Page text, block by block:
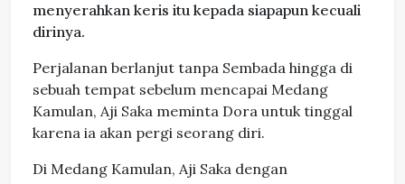
menyerahkan keris itu kepada siapapun kecuali
dirinya.
Perjalanan berlanjut tanpa Sembada hingga di
sebuah tempat sebelum mencapai Medang
Kamulan, Aji Saka meminta Dora untuk tinggal
karena ia akan pergi seorang diri.
Di Medang Kamulan, Aji Saka dengan